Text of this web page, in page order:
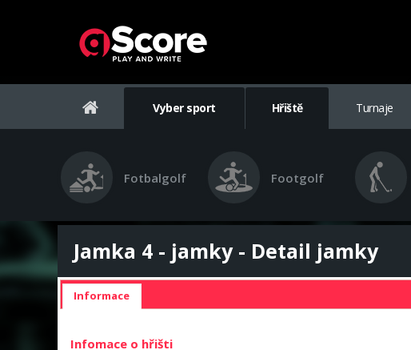
Vyber sport Hřiště Turnaje
Fotbalgolf Footgolf
Jamka 4 - jamky - Detail jamky
Informace
Infomace o hřišti